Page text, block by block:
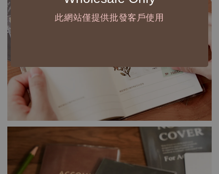
此網站僅提供批發客戶使用